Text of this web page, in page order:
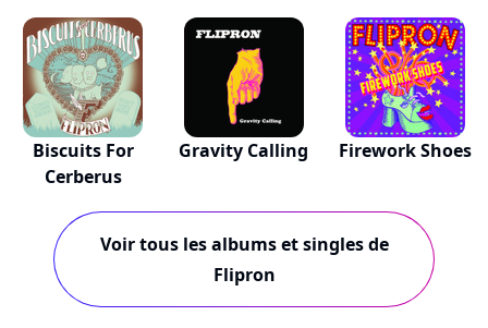
Biscuits For
Cerberus
Gravity Calling Firework Shoes
Voir tous les albums et singles de
Flipron